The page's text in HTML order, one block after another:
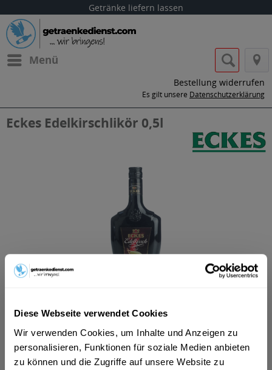
Diese Webseite verwendet Cookies
Wir verwenden Cookies, um Inhalte und Anzeigen zu
personalisieren, Funktionen für soziale Medien anbieten
zu können und die Zugriffe auf unsere Website zu
Getränke liefern lassen
Menü
Bestellung widerrufen
Es gilt unsere Datenschutzerklärung
Eckes Edelkirschlikör 0,5l
ab 11,49 € *
Inhalt:0.5 Liter (22,98 € * / 1 Liter)
inkl. MwSt.ggf. zzgl. Erschwerniszuschlag
Vorrätig